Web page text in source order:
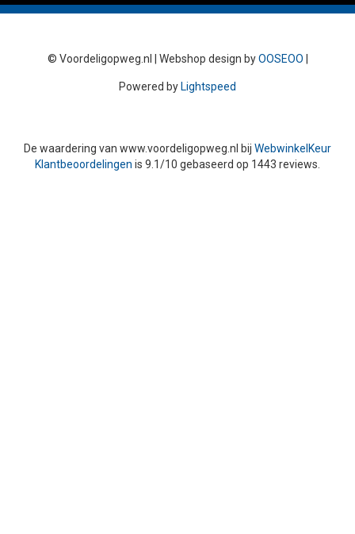
© Voordeligopweg.nl | Webshop design byOOSEOO
Powered by Lightspeed
De waardering van www.voordeligopweg.nl bij WebwinkelKeur
Klantbeoordelingen is 9.1/10 gebaseerd op 1443 reviews.